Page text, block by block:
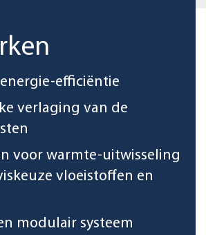
efficiëntie
verlaging van de
voor warmte-uitwisseling
vloeistoffen en
modulair systeem